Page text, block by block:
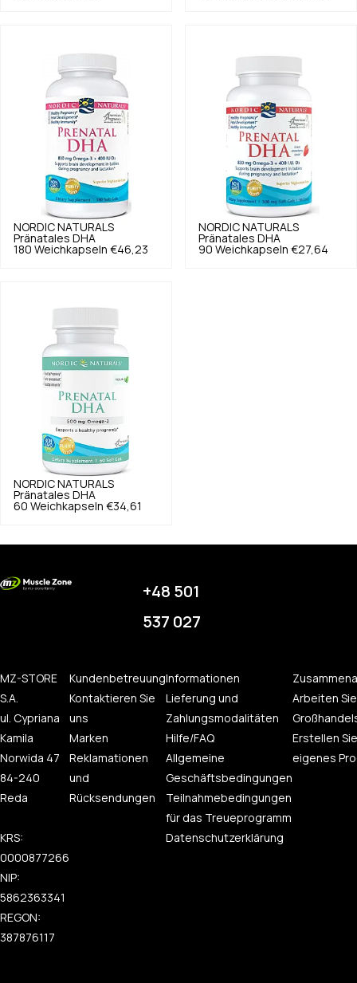
NORDIC NATURALS
Pränatales DHA
180 Weichkapseln €46,23
NORDIC NATURALS
Pränatales DHA
90 Weichkapseln €27,64
NORDIC NATURALS
Pränatales DHA
60 Weichkapseln €34,61
+48 501
537 027
MZ-STORE
S.A.
ul. Cypriana
Kamila
Norwida 47
84-240
Reda
KRS:
0000877266
NIP:
5862363341
REGON:
387876117
Kundenbetreuung
Kontaktieren Sie
uns
Marken
Reklamationen
und
Rücksendungen
Informationen
Lieferung und
Zahlungsmodalitäten
Hilfe/FAQ
Allgemeine
Geschäftsbedingungen
Teilnahmebedingungen
für das Treueprogramm
Datenschutzerklärung
Arbeiten
Erstellen
eigenes